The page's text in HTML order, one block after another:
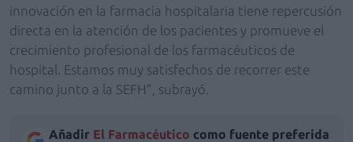
innovación en la farmacia hospitalaria tiene repercusión
directa en la atención de los pacientes y promueve el
crecimiento profesional de los farmacéuticos de
hospital. Estamos muy satisfechos de recorrer este
camino junto a la SEFH”, subrayó.
Añadir El Farmacéutico como fuente preferida